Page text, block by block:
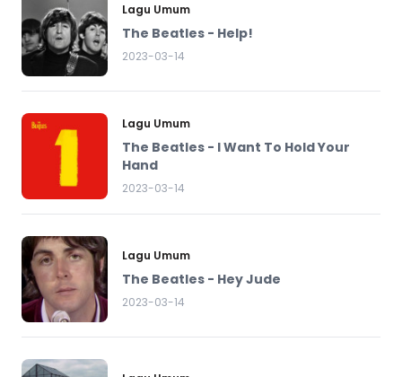
Lagu Umum
The Beatles - Help!
2023-03-14
Lagu Umum
The Beatles - I Want To Hold Your
Hand
2023-03-14
Lagu Umum
The Beatles - Hey Jude
2023-03-14